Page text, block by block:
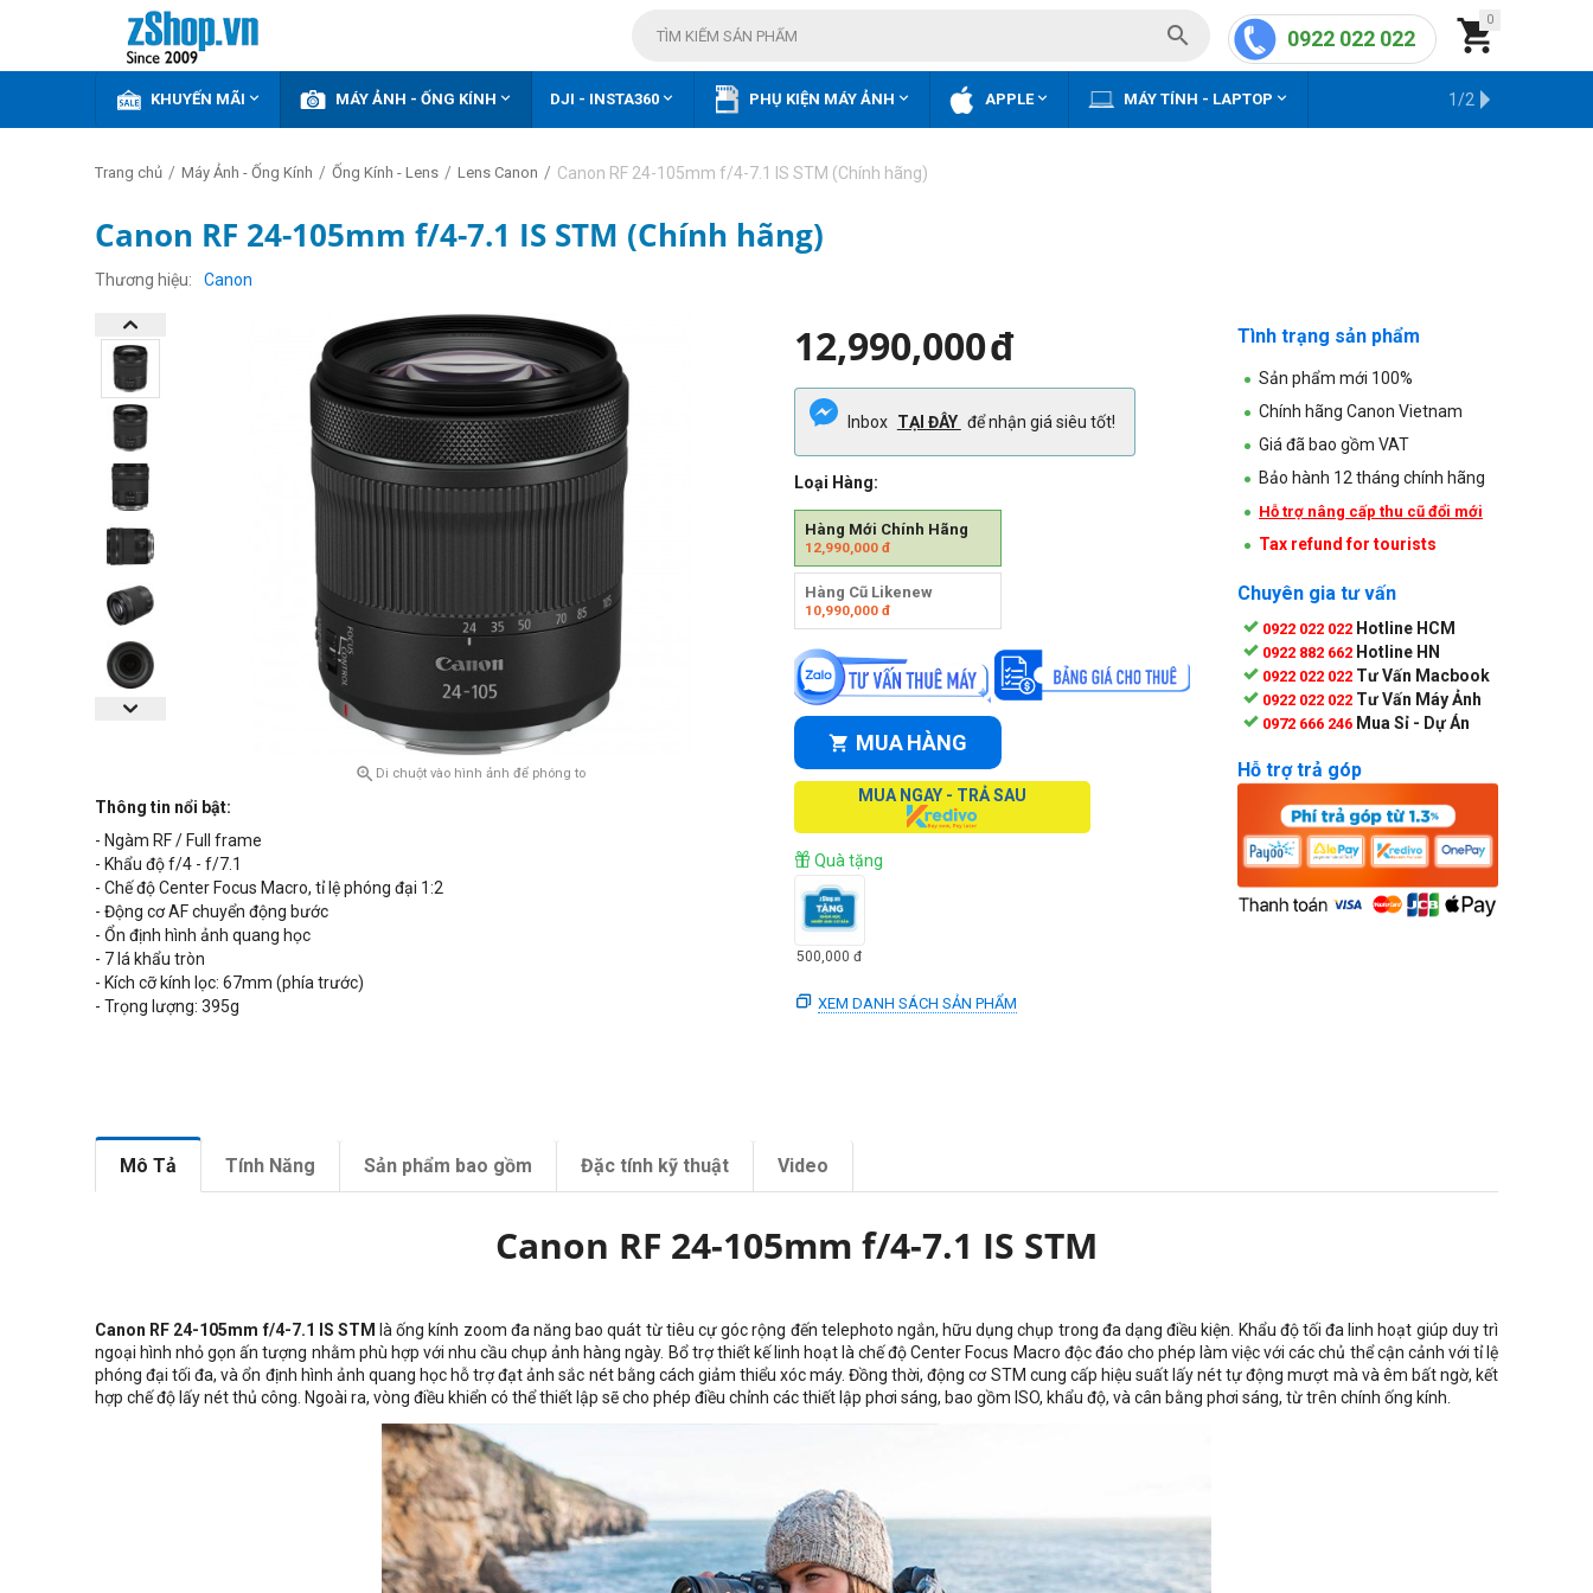
0

0922 022 022

KHUYẾN MÃI  MÁY ẢNH - ỐNG KÍNH  DJI - INSTA360  PHỤ KIỆN MÁY ẢNH  APPLE MÁY TÍNH - LAPTOP  KHO HÀNG CŨ
1/2
Trang chủ / Máy Ảnh - Ống Kính / Ống Kính - Lens / Lens Canon / Canon RF 24-105mm f/4-7.1 IS STM (Chính hãng)
Canon RF 24-105mm f/4-7.1 IS STM (Chính hãng)
Thương hiệu Canon
 Di chuột vào hình ảnh để phóng to
Thông tin nổi bật:
- Ngàm RF / Full frame
- Khẩu độf/4 - f/7.1
- Chế độ Center Focus Macro, tỉ lệ phóng đại 1:2
- Động cơ AF chuyển động bước
- Ổn định hình ảnh quang học
- 7 lá khẩu tròn
- Kích cỡ kính lọc: 67mm (phía trước)
- Trọng lượng: 395g
12,990,000đ
Inbox TẠI ĐÂY để nhận giá siêu tốt!
Loại Hàng:
Hàng Mới Chính Hãng
12,990,000đ
Hàng Cũ Likenew
10,990,000đ
MUA HÀNG
MUA NGAY - TRẢ SAU
Quà tặng
500,000 đ
XEM DANH SÁCH SẢN PHẨM
Tình trạng sản phẩm
Sản phẩm mới 100%
Chính hãng Canon Vietnam
Giá đã bao gồm VAT
Bảo hành 12 tháng chính hãng
Hỗ trợ nâng cấp thu cũ đổi mới
Tax refund for tourists
Chuyên gia tư vấn
0922 022 022 Hotline HCM
0922 882 662 Hotline HN
0922 022 022 Tư Vấn Macbook
0922 022 022 Tư Vấn Máy Ảnh
0972 666 246 Mua Sỉ - Dự Án
Hỗ trợ trả góp
Mô Tả Tính Năng Sản phẩm bao gồm Đặc tính kỹ thuật Video
Canon RF 24-105mm f/4-7.1 IS STM
Canon RF 24-105mm f/4-7.1 IS STM là ống kính zoom đa năng bao quát từ tiêu cự góc rộng đến telephoto ngắn, hữu dụng chụp trong đa dạng điều kiện. Khẩu độ tối đa linh hoạt giúp duy trì
ngoại hình nhỏ gọn ấn tượng nhằm phù hợp với nhu cầu chụp ảnh hàng ngày. Bổ trợ thiết kế linh hoạt là chế độ Center Focus Macro độc đáo cho phép làm việc với các chủ thể cận cảnh với tỉ lệ
phóng đại tối đa, và ổn định hình ảnh quang học hỗ trợ đạt ảnh sắc nét bằng cách giảm thiểu xóc máy. Đồng thời, động cơ STM cung cấp hiệu suất lấy nét tự động mượt mà và êm bất ngờ, kết
hợp chế độ lấy nét thủ công. Ngoài ra, vòng điều khiển có thể thiết lập sẽ cho phép điều chỉnh các thiết lập phơi sáng, bao gồm ISO, khẩu độ, và cân bằng phơi sáng, từ trên chính ống kính.